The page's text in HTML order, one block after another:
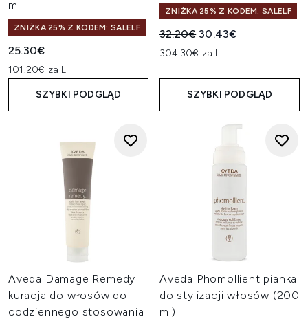
ml
ZNIŻKA 25% Z KODEM: SALELF
25.30€
101.20€ za L
SZYBKI PODGLĄD
ZNIŻKA 25% Z KODEM: SALELF
Sugerowana cena
32.20€ Aktualna cena:
30.43€
304.30€ za L
SZYBKI PODGLĄD
Aveda Damage Remedy
kuracja do włosów do
codziennego stosowania
Aveda Phomollient pianka
do stylizacji włosów (200
ml)